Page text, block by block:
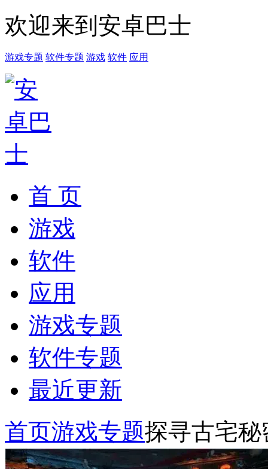
欢迎来到安卓巴士
游戏专题 软件专题 游戏 软件 应用
首 页
游戏
软件
应用
游戏专题
软件专题
最近更新
首页游戏专题探寻古宅